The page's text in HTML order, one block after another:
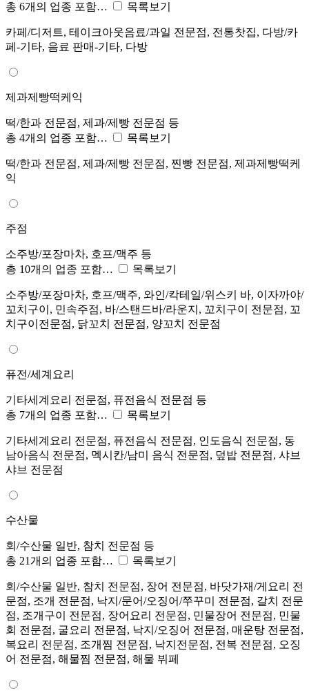
총 6개의 업종 포함…
목록보기
카페/디저트, 테이크아웃음료/과일 전문점, 전통찻집, 다방/카
페-기타, 음료 판매-기타, 다방
제과제빵떡케익
떡/한과 전문점, 제과/제빵 전문점 등
총 4개의 업종 포함…
목록보기
떡/한과 전문점, 제과/제빵 전문점, 찐빵 전문점, 제과제빵떡케
익
주점
소주방/포장마차, 호프/맥주 등
총 10개의 업종 포함…
목록보기
소주방/포장마차, 호프/맥주, 와인/칵테일/위스키 바, 이자까야/
꼬치구이, 민속주점, 바/스탠드바/라운지, 꼬치구이 전문점, 꼬
치구이전문점, 닭꼬치 전문점, 양꼬치 전문점
퓨전/세계요리
기타세계요리 전문점, 퓨전음식 전문점 등
총 7개의 업종 포함…
목록보기
기타세계요리 전문점, 퓨전음식 전문점, 인도음식 전문점, 동
남아음식 전문점, 멕시칸/남미 음식 전문점, 덮밥 전문점, 샤브
샤브 전문점
수산물
회/수산물 일반, 참치 전문점 등
총 21개의 업종 포함…
목록보기
회/수산물 일반, 참치 전문점, 장어 전문점, 바닷가재/게요리 전
문점, 조개 전문점, 낙지/문어/오징어/쭈꾸미 전문점, 갈치 전문
점, 조개구이 전문점, 장어요리 전문점, 민물장어 전문점, 민물
회 전문점, 굴요리 전문점, 낙지/오징어 전문점, 매운탕 전문점,
복요리 전문점, 조개찜 전문점, 낙지전문점, 전복 전문점, 오징
어 전문점, 해물찜 전문점, 해물 뷔페